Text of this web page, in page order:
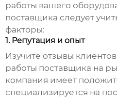
работы вашего
поставщика следует
факторы:
1. Репутация и опыт
Изучите отзывы
работы поставщика на
компания имеет
специализируется на